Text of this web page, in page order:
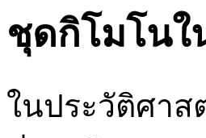
ชุดกิโมโน
ในประวัติศา